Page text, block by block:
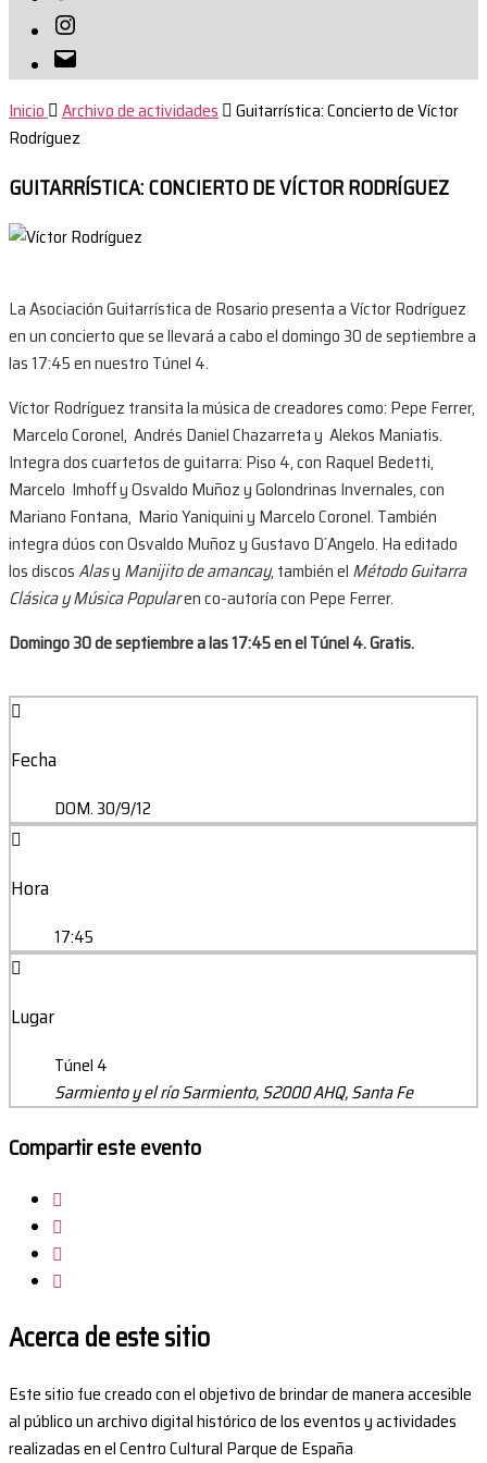
Instagram
Correo
electrónico
Inicio Archivo de actividades
Guitarrística: Concierto de Víctor
Rodríguez
GUITARRÍSTICA: CONCIERTO DE VÍCTOR RODRÍGUEZ
La Asociación Guitarrística de Rosario presenta a Víctor Rodríguez
en un concierto que se llevará a cabo el domingo 30 de septiembre a
las 17:45 en nuestro Túnel 4.
Víctor Rodríguez transita la música de creadores como: Pepe Ferrer,
Marcelo Coronel, Andrés Daniel Chazarreta y Alekos Maniatis.
Integra dos cuartetos de guitarra: Piso 4, con Raquel Bedetti,
Marcelo Imhoff y Osvaldo Muñoz y Golondrinas Invernales, con
Mariano Fontana, Mario Yaniquini y Marcelo Coronel. También
integra dúos con Osvaldo Muñoz y Gustavo D´Angelo. Ha editado
los discosAlasy Manijito de amancay, también el Método Guitarra
Clásica y Música Popularen co-autoría con Pepe Ferrer.
Domingo 30 de septiembre a las 17:45 en el Túnel 4. Gratis.
Fecha
DOM. 30/9/12
Hora
17:45
Lugar
Túnel 4
Sarmiento y el río Sarmiento, S2000 AHQ, Santa Fe
Compartir este evento
Acerca de este sitio
Este sitio fue creado con el objetivo de brindar de manera accesible
al público un archivo digital histórico de los eventos y actividades
realizadas en el Centro Cultural Parque de España